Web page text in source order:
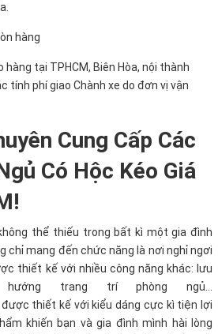
hàng
hàng tại TPHCM, Biên Hòa, nội thành
tính phí giao Chành xe do đơn vị vận
Cung Cấp Các
Có Hộc Kéo Giá
thể thiếu trong bất kì một gia đình
chỉ mang đến chức năng là nơi nghỉ ngơi
thiết kế với nhiều công năng khác: lưu
trang trí phòng ngủ...
được thiết kế với kiểu dáng cực kì tiện lợi
khiến bạn và gia đình mình hài lòng